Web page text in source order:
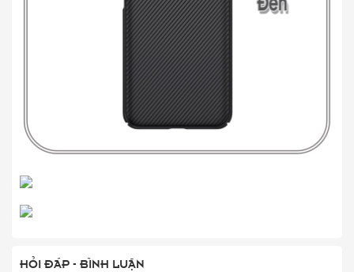
HỎI ĐÁP - BÌNH LUẬN